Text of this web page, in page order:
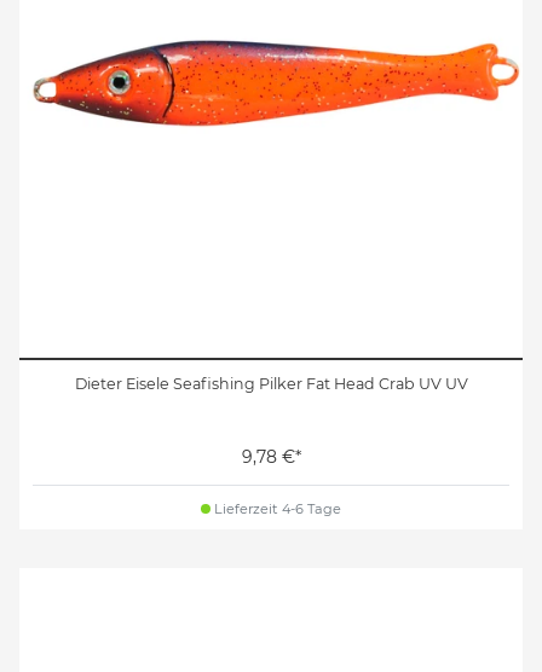
Dieter Eisele Seafishing Pilker Fat Head Crab UV UV
9,78 €*
Lieferzeit 4-6 Tage